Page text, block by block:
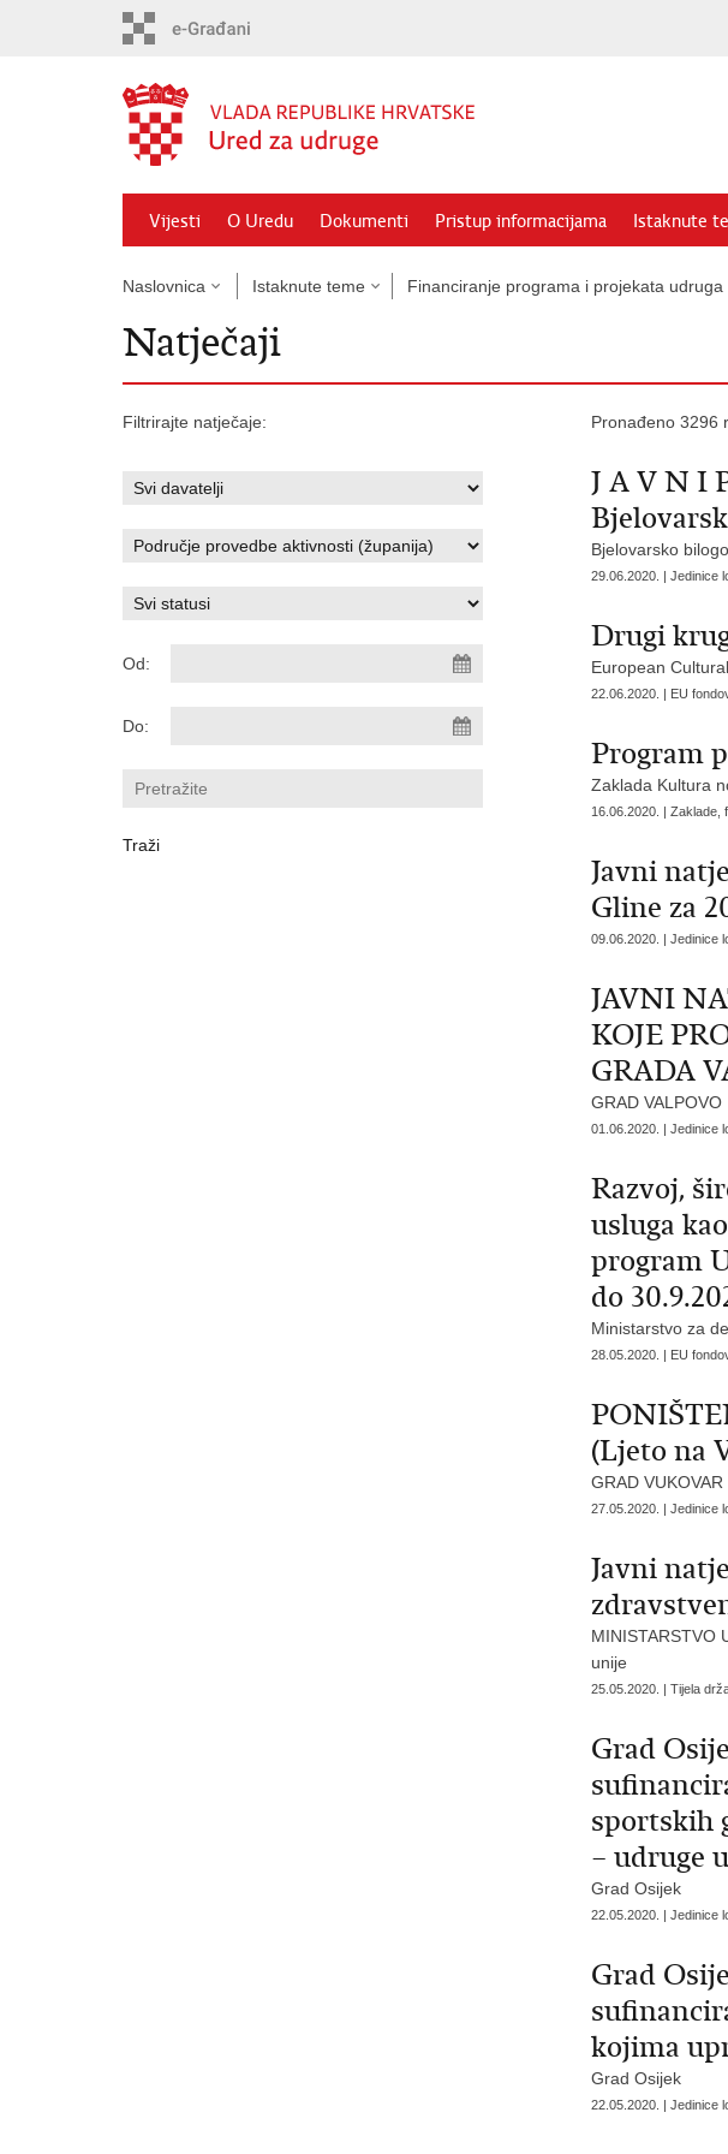
Vijesti O Uredu Dokumenti Pristup informacijama Istaknute
Naslovnica Istaknute teme Financiranje programa i projekata udruga
Natječaji
Filtrirajte natječaje:
Od:
Do:
Pronađeno 3296
J A V N I
Bjelovarsko
29.06.2020. | Jedinice
Drugi
European
22.06.2020. | EU
Program
Zaklada Kultura
16.06.2020. | Zaklade,
Javni
Gline za
09.06.2020. | Jedinice
JAVNI
KOJE
GRADA
GRAD VALPOVO
01.06.2020. | Jedinice
Razvoj,
usluga
program
do
Ministarstvo za
28.05.2020. | EU
(Ljeto na
GRAD VUKOVAR
27.05.2020. | Jedinice
Javni
MINISTARSTVO
unije
25.05.2020. | Tijela
Grad
sportskih
– udruge
Grad Osijek
22.05.2020. | Jedinice
Grad
kojima
Grad Osijek
22.05.2020. | Jedinice